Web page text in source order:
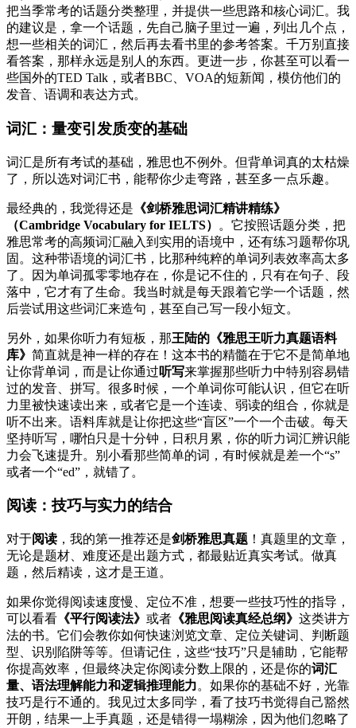
把当季常考的话题分类整理，并提供一些思路和核心词汇。我
的建议是，拿一个话题，先自己脑子里过一遍，列出几个点，
想一些相关的词汇，然后再去看书里的参考答案。千万别直接
看答案，那样永远是别人的东西。更进一步，你甚至可以看一
些国外的TED Talk，或者BBC、VOA的短新闻，模仿他们的
发音、语调和表达方式。
词汇：量变引发质变的基础
词汇是所有考试的基础，雅思也不例外。但背单词真的太枯燥
了，所以选对词汇书，能帮你少走弯路，甚至多一点乐趣。
最经典的，我觉得还是 《剑桥雅思词汇精讲精练》
（Cambridge Vocabulary for IELTS）
。它按照话题分类，把
雅思常考的高频词汇融入到实用的语境中，还有练习题帮你巩
固。这种带语境的词汇书，比那种纯粹的单词列表效率高太多
了。因为单词孤零零地存在，你是记不住的，只有在句子、段
落中，它才有了生命。我当时就是每天跟着它学一个话题，然
后尝试用这些词汇来造句，甚至自己写一段小短文。
另外，如果你听力有短板，那王陆的《雅思王听力真题语料
库》 简直就是神一样的存在！这本书的精髓在于它不是简单地
让你背单词，而是让你通过听写来掌握那些听力中特别容易错
过的发音、拼写。很多时候，一个单词你可能认识，但它在听
力里被快速读出来，或者它是一个连读、弱读的组合，你就是
听不出来。语料库就是让你把这些“盲区”一个一个击破。每天
坚持听写，哪怕只是十分钟，日积月累，你的听力词汇辨识能
力会飞速提升。别小看那些简单的词，有时候就是差一个“s”
或者一个“ed”，就错了。
阅读：技巧与实力的结合
对于阅读 ，我的第一推荐还是剑桥雅思真题 ！真题里的文章，
无论是题材、难度还是出题方式，都最贴近真实考试。做真
题，然后精读，这才是王道。
如果你觉得阅读速度慢、定位不准，想要一些技巧性的指导，
可以看看 《平行阅读法》 或者 《雅思阅读真经总纲》 这类讲方
法的书。它们会教你如何快速浏览文章、定位关键词、判断题
型、识别陷阱等等。但请记住，这些“技巧”只是辅助，它能帮
你提高效率，但最终决定你阅读分数上限的，还是你的词汇
量、语法理解能力和逻辑推理能力。如果你的基础不好，光靠
技巧是行不通的。我见过太多同学，看了技巧书觉得自己豁然
开朗，结果一上手真题，还是错得一塌糊涂，因为他们忽略了